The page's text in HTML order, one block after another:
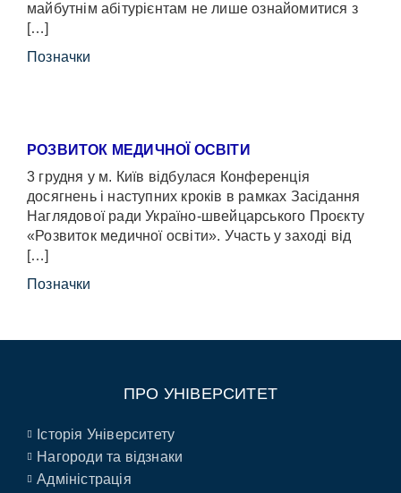
майбутнім абітурієнтам не лише ознайомитися з
[…]
Позначки
РОЗВИТОК МЕДИЧНОЇ ОСВІТИ
3 грудня у м. Київ відбулася Конференція
досягнень і наступних кроків в рамках Засідання
Наглядової ради Україно-швейцарського Проєкту
«Розвиток медичної освіти». Участь у заході від
[…]
Позначки
ПРО УНІВЕРСИТЕТ
Історія Університету
Нагороди та відзнаки
Адміністрація